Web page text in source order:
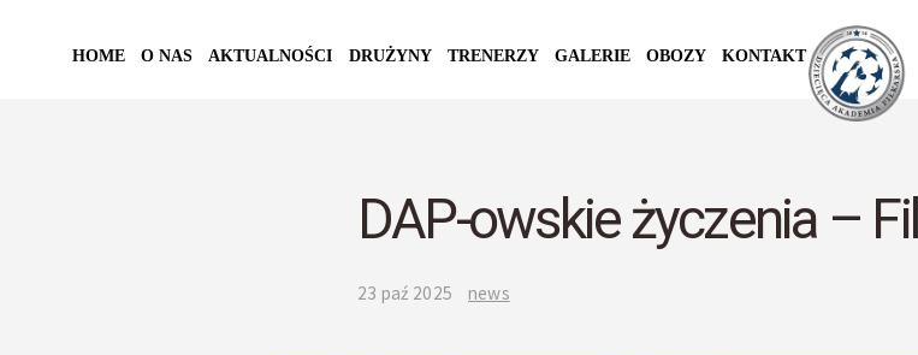
HOME O NAS AKTUALNOŚCI DRUŻYNY TRENERZY GALERIE OBOZY KONTAKT
DAP-owskie życzenia –
23 paź 2025 news